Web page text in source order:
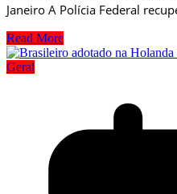
Janeiro A Polícia Federal
Read More
Geral